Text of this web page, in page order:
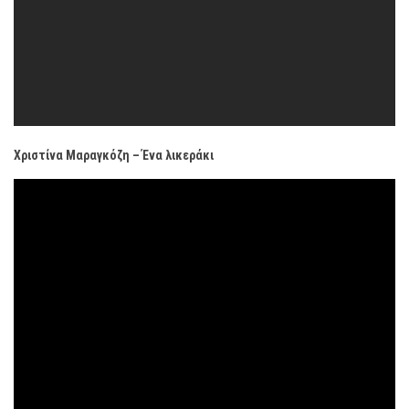
Χριστίνα Μαραγκόζη – Ένα λικεράκι